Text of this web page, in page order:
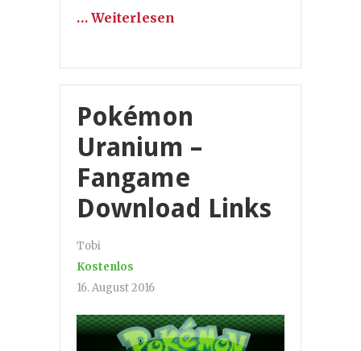
… Weiterlesen
Pokémon
Uranium –
Fangame
Download Links
Tobi
Kostenlos
16. August 2016